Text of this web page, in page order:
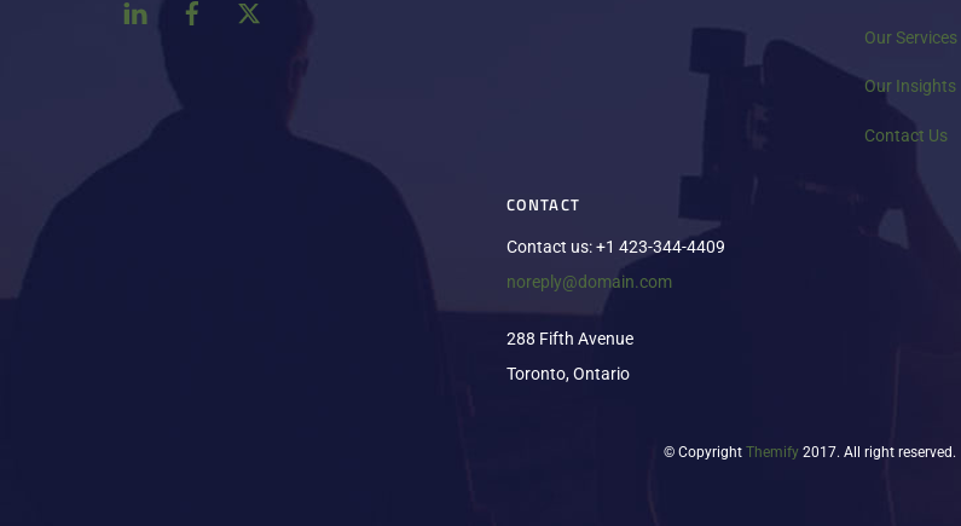
Our Services
Our Insights
Contact Us
CONTACT
Contact us: +1 423-344-4409
noreply@domain.com
288 Fifth Avenue
Toronto, Ontario
© Copyright Themify2017. All right reserved.